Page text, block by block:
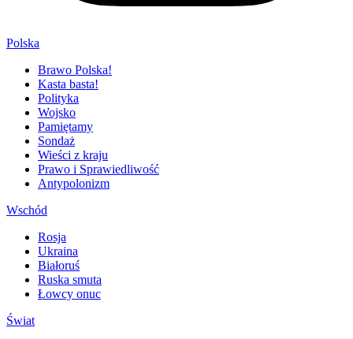
Polska
Brawo Polska!
Kasta basta!
Polityka
Wojsko
Pamiętamy
Sondaż
Wieści z kraju
Prawo i Sprawiedliwość
Antypolonizm
Wschód
Rosja
Ukraina
Białoruś
Ruska smuta
Łowcy onuc
Świat